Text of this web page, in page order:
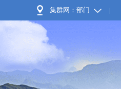
集群网：部门 |